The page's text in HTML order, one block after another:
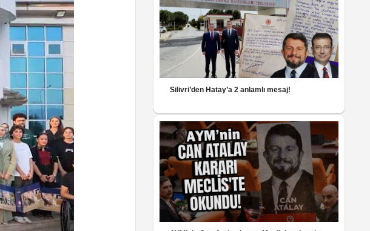
Silivri’den Hatay’a 2 anlamlı mesaj!